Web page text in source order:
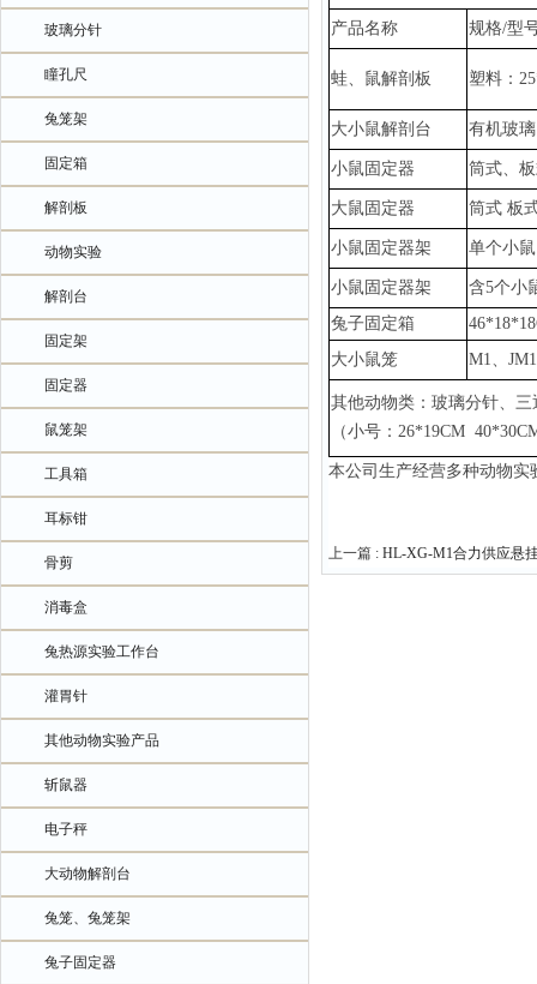
玻璃分针
瞳孔尺
兔笼架
固定箱
解剖板
动物实验
解剖台
固定架
固定器
鼠笼架
工具箱
耳标钳
骨剪
消毒盒
兔热源实验工作台
灌胃针
其他动物实验产品
斩鼠器
电子秤
大动物解剖台
兔笼、兔笼架
兔子固定器
产品名称 规格/型
蛙、鼠解剖板 塑料：
大小鼠解剖台 有机玻
小鼠固定器 筒式、
大鼠固定器 筒式 板
小鼠固定器架 单个小
小鼠固定器架 含5个小
兔子固定箱
大小鼠笼
M1、
其他动物类：玻璃分针、
（小号： 26*19CM
本公司生产经营多种动物
上一篇 : HL-XG-M1合力供应悬